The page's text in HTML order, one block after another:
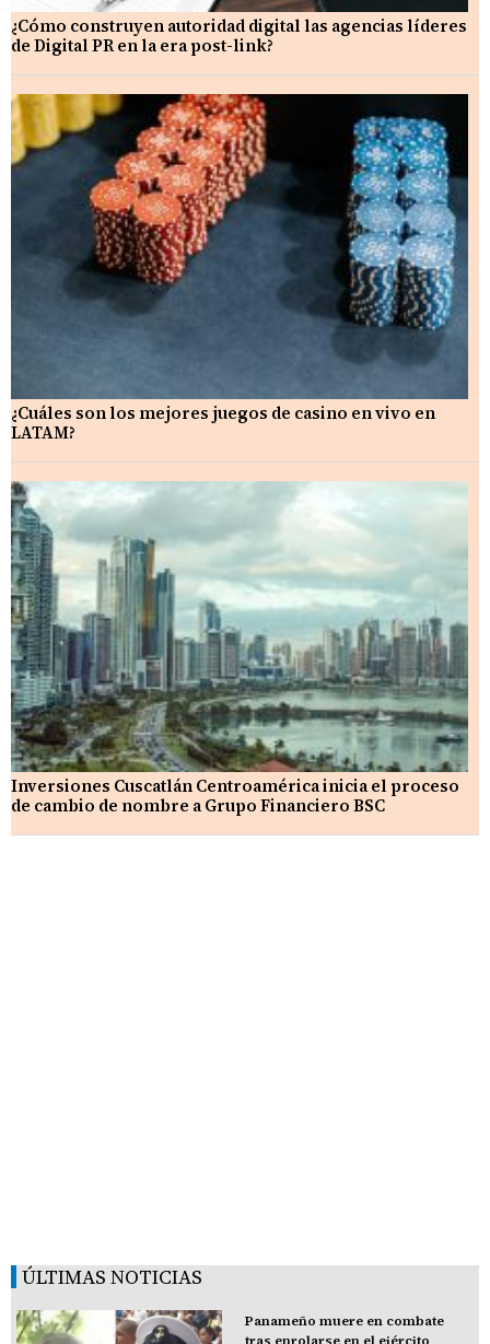
¿Cómo construyen autoridad digital las agencias líderes
de Digital PR en la era post-link?
¿Cuáles son los mejores juegos de casino en vivo en
LATAM?
Inversiones Cuscatlán Centroamérica inicia el proceso
de cambio de nombre a Grupo Financiero BSC
ÚLTIMAS NOTICIAS
Panameño muere en combate